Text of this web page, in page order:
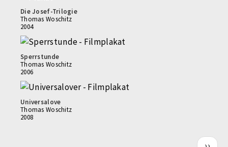
Die Josef-Trilogie
Thomas Woschitz
2004
Sperrstunde
Thomas Woschitz
2006
Universalove
Thomas Woschitz
2008